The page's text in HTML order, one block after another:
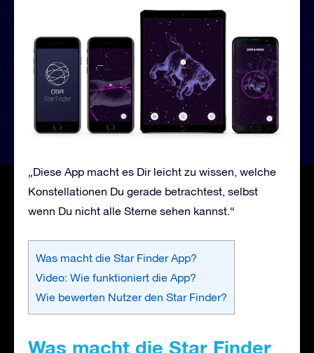
„Diese App macht es Dir leicht zu wissen, welche
Konstellationen Du gerade betrachtest, selbst
wenn Du nicht alle Sterne sehen kannst.“
Was macht die Star Finder App?
Video: Wie funktioniert die App?
Wie bewerten Nutzer den Star Finder?
Was macht die Star Finder